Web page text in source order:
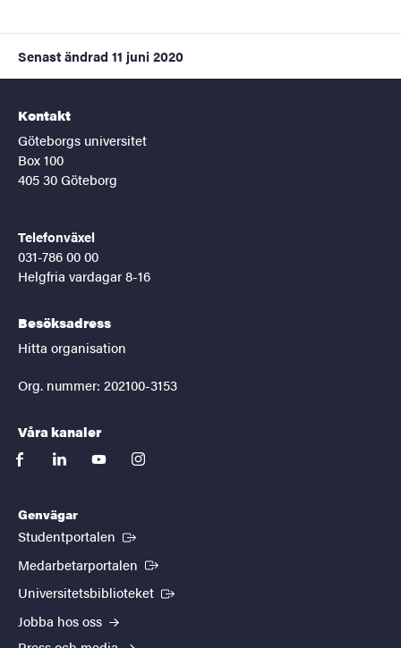
Senast ändrad 11 juni 2020
Kontakt
Göteborgs universitet
Box 100
405 30 Göteborg
Telefonväxel
031-786 00 00
Helgfria vardagar 8-16
Besöksadress
Hitta organisation
Org. nummer: 202100-3153
Våra kanaler
facebooklinkedinyoutubeinstagram
Genvägar
Studentportalen (Extern länk)
Medarbetarportalen (Extern länk)
Universitetsbiblioteket (Extern länk)
Jobba hos oss